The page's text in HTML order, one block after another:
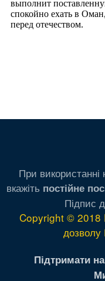
При
вкажіть постійне
Підпис
Copyright © 2018
дозволу
Підтримати